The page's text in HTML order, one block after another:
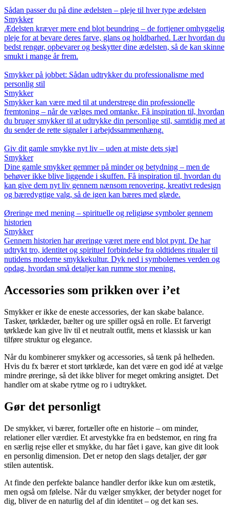
Sådan passer du på dine ædelsten – pleje til hver type ædelsten
Smykker
Ædelsten kræver mere end blot beundring – de fortjener omhyggelig
pleje for at bevare deres farve, glans og holdbarhed. Lær hvordan du
bedst rengør, opbevarer og beskytter dine ædelsten, så de kan skinne
smukt i mange år frem.
Smykker på jobbet: Sådan udtrykker du professionalisme med
personlig stil
Smykker
Smykker kan være med til at understrege din professionelle
fremtoning – når de vælges med omtanke. Få inspiration til, hvordan
du bruger smykker til at udtrykke din personlige stil, samtidig med at
du sender de rette signaler i arbejdssammenhæng.
Giv dit gamle smykke nyt liv – uden at miste dets sjæl
Smykker
Dine gamle smykker gemmer på minder og betydning – men de
behøver ikke blive liggende i skuffen. Få inspiration til, hvordan du
kan give dem nyt liv gennem nænsom renovering, kreativt redesign
og bæredygtige valg, så de igen kan bæres med glæde.
Øreringe med mening – spirituelle og religiøse symboler gennem
historien
Smykker
Gennem historien har øreringe været mere end blot pynt. De har
udtrykt tro, identitet og spirituel forbindelse fra oldtidens ritualer til
nutidens moderne smykkekultur. Dyk ned i symbolernes verden og
opdag, hvordan små detaljer kan rumme stor mening.
Accessories som prikken over i’et
Smykker er ikke de eneste accessories, der kan skabe balance.
Tasker, tørklæder, bælter og ure spiller også en rolle. Et farverigt
tørklæde kan give liv til et neutralt outfit, mens et klassisk ur kan
tilføre struktur og elegance.
Når du kombinerer smykker og accessories, så tænk på helheden.
Hvis du fx bærer et stort tørklæde, kan det være en god idé at vælge
mindre øreringe, så det ikke bliver for meget omkring ansigtet. Det
handler om at skabe rytme og ro i udtrykket.
Gør det personligt
De smykker, vi bærer, fortæller ofte en historie – om minder,
relationer eller værdier. Et arvestykke fra en bedstemor, en ring fra
en særlig rejse eller et smykke, du har fået i gave, kan give dit look
en personlig dimension. Det er netop den slags detaljer, der gør
stilen autentisk.
At finde den perfekte balance handler derfor ikke kun om æstetik,
men også om følelse. Når du vælger smykker, der betyder noget for
dig, bliver de en naturlig del af din identitet – og det kan ses.